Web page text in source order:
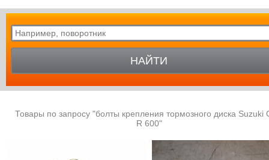
НАЙТИ
Товары по запросу "болты крепления тормозного диска Suzuki
R 600"